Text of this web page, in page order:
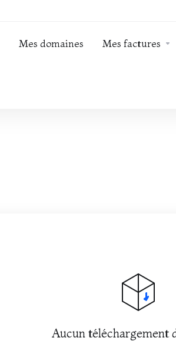
Mes domaines Mes factures
Aucun téléchargement